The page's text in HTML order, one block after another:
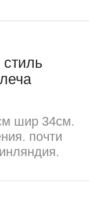
шир 34см.
почти